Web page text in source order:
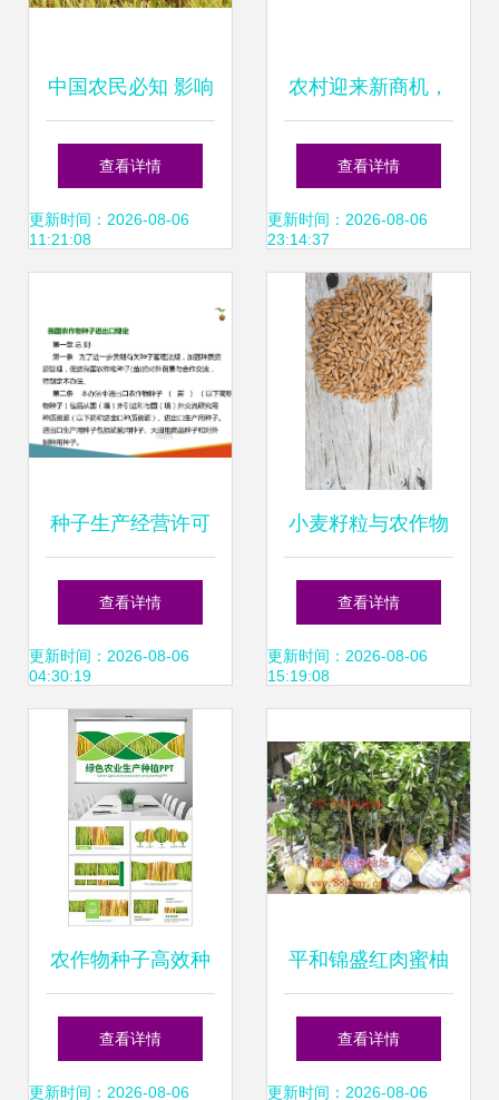
中国农民必知 影响
世界的6种农作物
种子
查看详情
更新时间：2026-08-06
11:21:08
农村迎来新商机，
国家支持作物助力
农民抢先种植
查看详情
更新时间：2026-08-06
23:14:37
种子生产经营许可
管理与我国农作物
种子进出口规定的
协调路径
查看详情
更新时间：2026-08-06
04:30:19
小麦籽粒与农作物
种子 奥秘与价值
查看详情
更新时间：2026-08-06
15:19:08
农作物种子高效种
植指南 从选种到丰
收的实战模板
查看详情
更新时间：2026-08-06
平和锦盛红肉蜜柚
贸易 精选农作物种
子与种苗产品列表
查看详情
更新时间：2026-08-06